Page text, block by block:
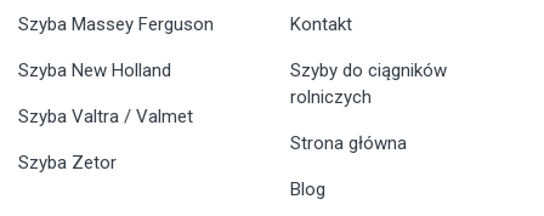
Szyba Massey Ferguson
Szyba New Holland
Szyba Valtra / Valmet
Szyba Zetor
Kontakt
Szyby do ciągników
rolniczych
Strona główna
Blog